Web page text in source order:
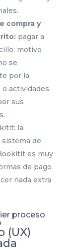
compra y
pagar a
motivo
se
por la
actividades.
sus
la
de
es muy
de pago
nada extra
proceso
(UX)